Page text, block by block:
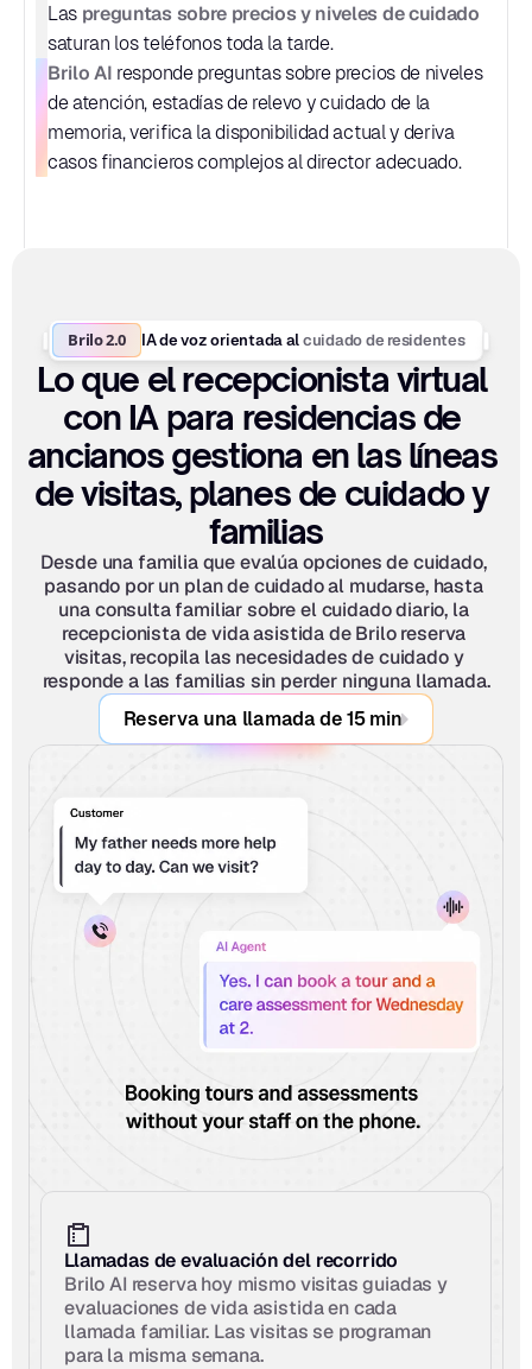
Las preguntas sobre precios y niveles de cuidado
saturan los teléfonos toda la tarde.
Brilo AI responde preguntas sobre precios de niveles
de atención, estadías de relevo y cuidado de la
memoria, verifica la disponibilidad actual y deriva
casos financieros complejos al director adecuado.
Brilo 2.0 IA de voz orientada al cuidado de residentes
Lo que el recepcionista virtual
con IA para residencias de
ancianos gestiona en las líneas
de visitas, planes de cuidado y
familias
Desde una familia que evalúa opciones de cuidado,
pasando por un plan de cuidado al mudarse, hasta
una consulta familiar sobre el cuidado diario, la
recepcionista de vida asistida de Brilo reserva
visitas, recopila las necesidades de cuidado y
responde a las familias sin perder ninguna llamada.
Reserva una llamada de 15 min
Llamadas de evaluación del recorrido
Brilo AI reserva hoy mismo visitas guiadas y
evaluaciones de vida asistida en cada
llamada familiar. Las visitas se programan
para la misma semana.